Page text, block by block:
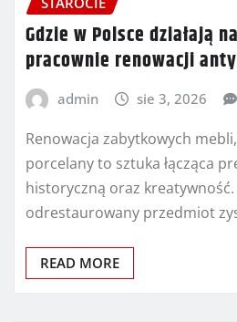
Gdzie w Polsce działają
pracownie renowacji
admin sie 3, 2026
Renowacja zabytkowych
porcelany to sztuka łącząca
historyczną oraz kreatywność.
odrestaurowany przedmiot
READ MORE